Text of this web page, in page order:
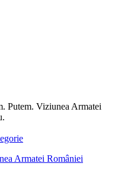
Putem. Viziunea Armatei